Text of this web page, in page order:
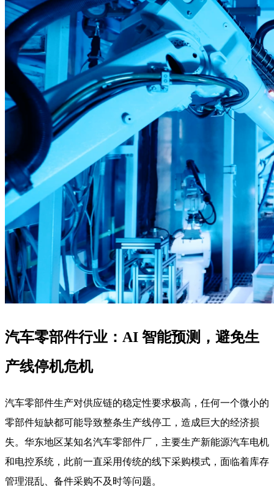
汽车零部件行业：AI 智能预测，避免生
产线停机危机
汽车零部件生产对供应链的稳定性要求极高，任何一个微小的
零部件短缺都可能导致整条生产线停工，造成巨大的经济损
失。华东地区某知名汽车零部件厂，主要生产新能源汽车电机
和电控系统，此前一直采用传统的线下采购模式，面临着库存
管理混乱、备件采购不及时等问题。